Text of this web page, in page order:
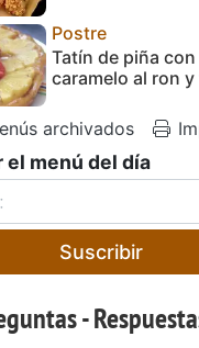
Postre
Tatín de piña con
caramelo al ron
archivados
el menú del día
Suscribir
-